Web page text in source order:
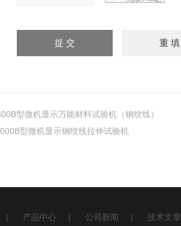
型微机显示万能材料试验机（钢绞线）
型微机显示钢绞线拉伸试验机
| 产品中心 | 公司新闻 | 技术文章